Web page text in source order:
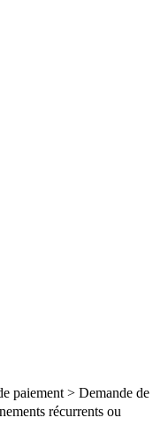
paiement > Demande de
récurrents ou